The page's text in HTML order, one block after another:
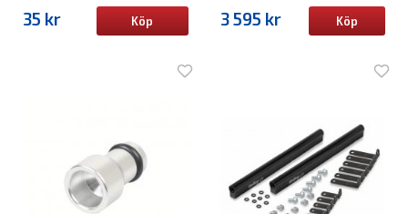
35 kr Köp 3 595 kr Köp